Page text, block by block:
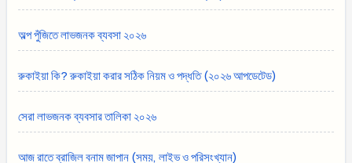
অল্প পুঁজিতে লাভজনক ব্যবসা ২০২৬
রুকাইয়া কি? রুকাইয়া করার সঠিক নিয়ম ও পদ্ধতি (২০২৬ আপডেটেড)
সেরা লাভজনক ব্যবসার তালিকা ২০২৬
আজ রাতে ব্রাজিল বনাম জাপান (সময়, লাইভ ও পরিসংখ্যান)